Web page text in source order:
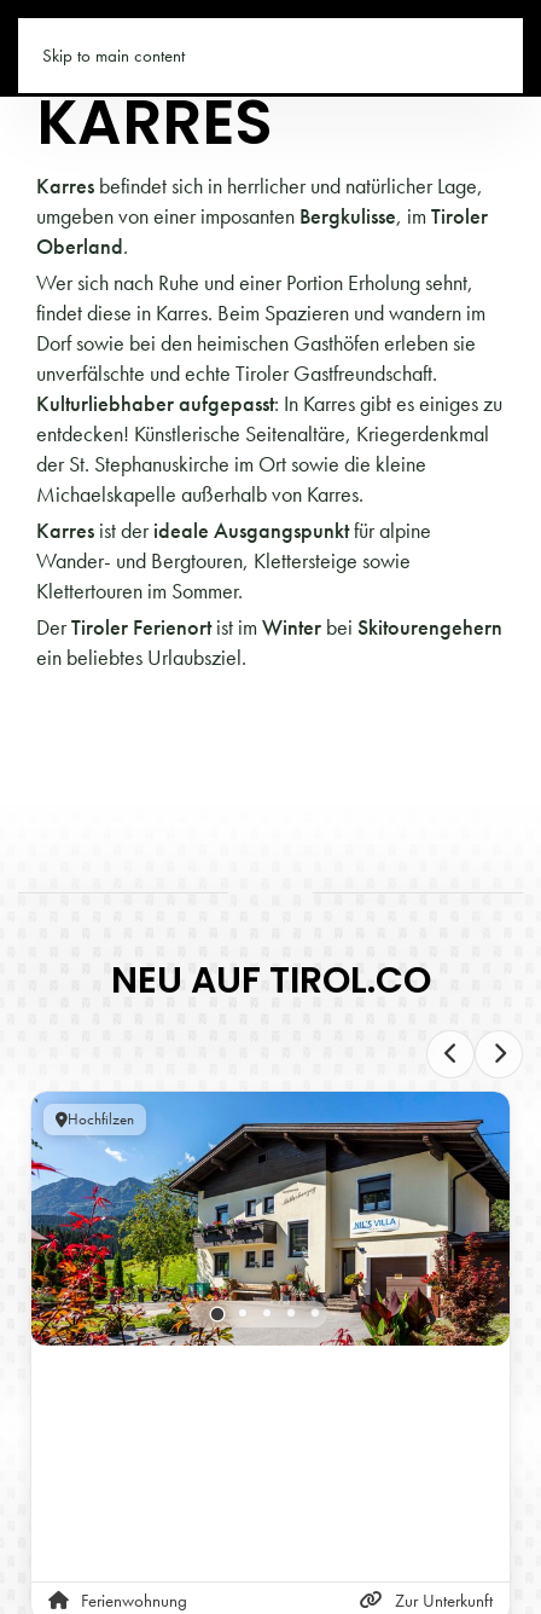
Skip to main content
TIROL.CO
KARRES
Karres befindet sich in herrlicher und natürlicher Lage,
umgeben von einer imposanten Bergkulisse, im Tiroler
Oberland.
Wer sich nach Ruhe und einer Portion Erholung sehnt,
findet diese in Karres. Beim Spazieren und wandern im
Dorf sowie bei den heimischen Gasthöfen erleben sie
unverfälschte und echte Tiroler Gastfreundschaft.
Kulturliebhaber aufgepasst: In Karres gibt es einiges zu
entdecken! Künstlerische Seitenaltäre, Kriegerdenkmal
der St. Stephanuskirche im Ort sowie die kleine
Michaelskapelle außerhalb von Karres.
Karres ist derideale Ausgangspunktfür alpine
Wander- und Bergtouren, Klettersteige sowie
Klettertouren im Sommer.
DerTiroler Ferienortist im Winter bei Skitourengehern
ein beliebtes Urlaubsziel.
NEU AUF TIROL.CO
Hochfilzen
Ferienwohnung Zur Unterkunft